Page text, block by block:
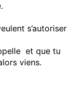
s’autoriser
et que tu
viens.